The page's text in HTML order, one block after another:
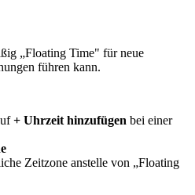
„Floating Time" für neue
führen kann.
+ Uhrzeit hinzufügen bei einer
Zeitzone anstelle von „Floating